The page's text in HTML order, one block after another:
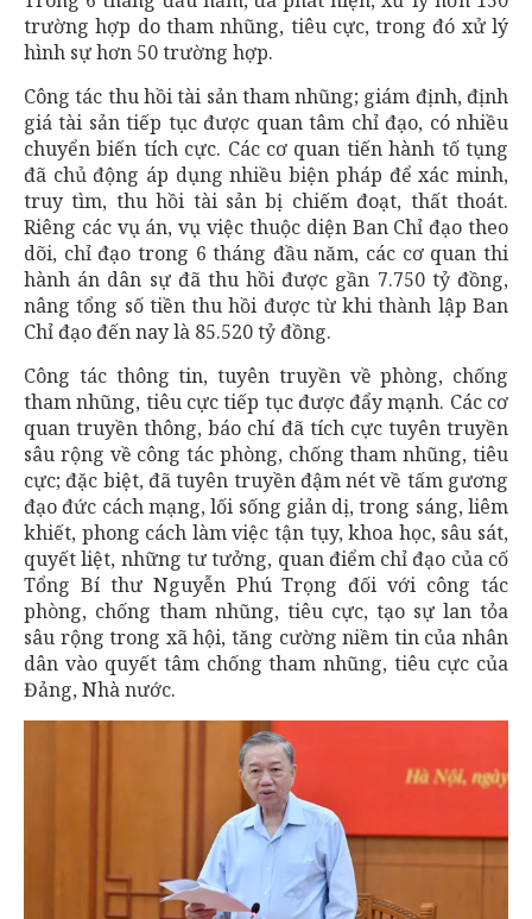
trường hợp do tham nhũng, tiêu cực, trong đó xử lý
hình sự hơn 50 trường hợp.
Công tác thu hồi tài sản tham nhũng; giám định, định
giá tài sản tiếp tục được quan tâm chỉ đạo, có nhiều
chuyển biến tích cực. Các cơ quan tiến hành tố tụng
đã chủ động áp dụng nhiều biện pháp để xác minh,
truy tìm, thu hồi tài sản bị chiếm đoạt, thất thoát.
Riêng các vụ án, vụ việc thuộc diện Ban Chỉ đạo theo
dõi, chỉ đạo trong 6 tháng đầu năm, các cơ quan thi
hành án dân sự đã thu hồi được gần 7.750 tỷ đồng,
nâng tổng số tiền thu hồi được từ khi thành lập Ban
Chỉ đạo đến nay là 85.520 tỷ đồng.
Công tác thông tin, tuyên truyền về phòng, chống
tham nhũng, tiêu cực tiếp tục được đẩy mạnh. Các cơ
quan truyền thông, báo chí đã tích cực tuyên truyền
sâu rộng về công tác phòng, chống tham nhũng, tiêu
cực; đặc biệt, đã tuyên truyền đậm nét về tấm gương
đạo đức cách mạng, lối sống giản dị, trong sáng, liêm
khiết, phong cách làm việc tận tụy, khoa học, sâu sát,
quyết liệt, những tư tưởng, quan điểm chỉ đạo của cố
Tổng Bí thư Nguyễn Phú Trọng đối với công tác
phòng, chống tham nhũng, tiêu cực, tạo sự lan tỏa
sâu rộng trong xã hội, tăng cường niềm tin của nhân
dân vào quyết tâm chống tham nhũng, tiêu cực của
Đảng, Nhà nước.